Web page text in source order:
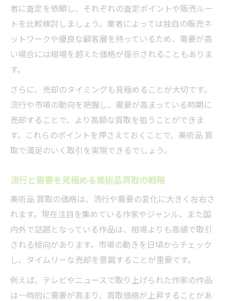
者に査定を依頼し、それぞれの査定ポイントや販売ルー
トを比較検討しましょう。業者によっては独自の販売ネ
ットワークや優良な顧客層を持っているため、需要が高
い場合には相場を超えた価格が提示されることもありま
す。
さらに、売却のタイミングも見極めることが大切です。
流行や市場の動向を把握し、需要が高まっている時期に
売却することで、より高額な買取を狙うことができま
す。これらのポイントを押さえておくことで、美術品 買
取で満足のいく取引を実現できるでしょう。
流行と需要を見極める美術品買取の戦略
美術品 買取の価格は、流行や需要の変化に大きく左右さ
れます。現在注目を集めている作家やジャンル、また国
内外で話題となっている作品は、相場よりも高値で取引
される傾向があります。市場の動きを日頃からチェック
し、タイムリーな売却を意識することが重要です。
例えば、テレビやニュースで取り上げられた作家の作品
は一時的に需要が高まり、買取価格が上昇することがあ